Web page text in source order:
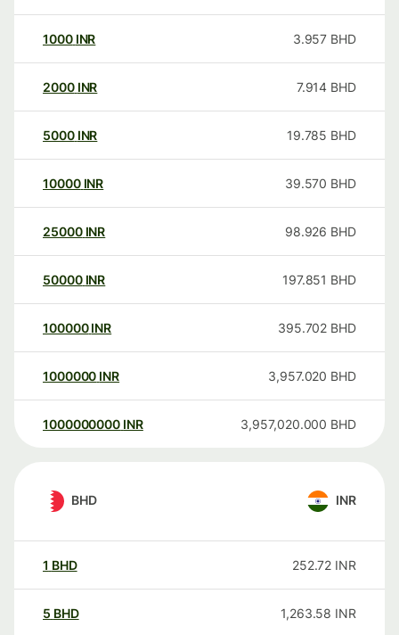
1000 INR 3.957 BHD
2000 INR 7.914 BHD
5000 INR 19.785 BHD
10000 INR 39.570 BHD
25000 INR 98.926 BHD
50000 INR 197.851 BHD
100000 INR 395.702 BHD
1000000 INR 3,957.020 BHD
1000000000 INR 3,957,020.000 BHD
BHD INR
1 BHD 252.72 INR
5 BHD 1,263.58 INR